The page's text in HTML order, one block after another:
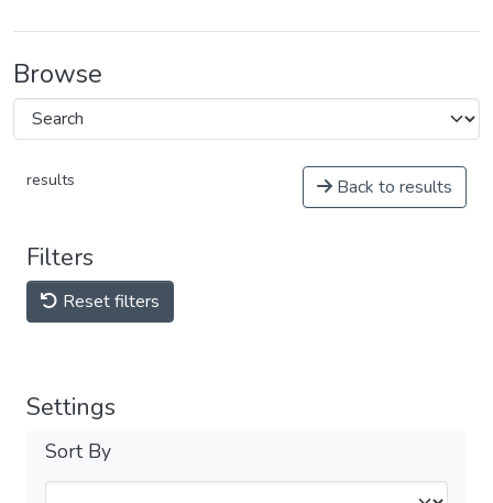
Browse
results Back to results
Filters
Reset filters
Settings
Sort By